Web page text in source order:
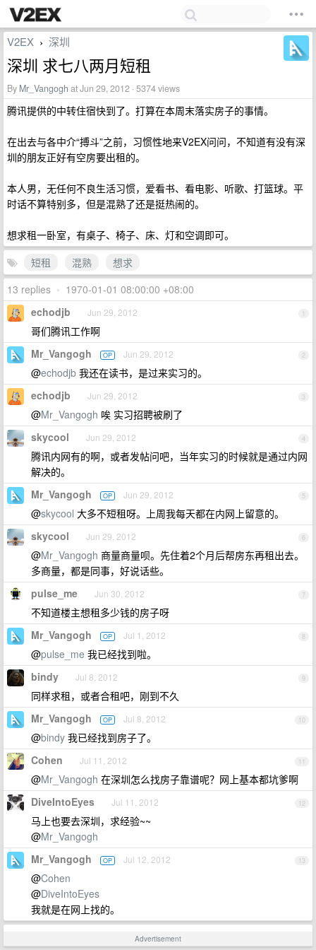
V2EX › 深圳
深圳 求七八两月短租
By Mr_Vangogh at Jun 29, 2012 · 5374 views
腾讯提供的中转住宿快到了。打算在本周末落实房子的事情。
在出去与各中介“搏斗”之前，习惯性地来V2EX问问，不知道有没有深
圳的朋友正好有空房要出租的。
本人男，无任何不良生活习惯，爱看书、看电影、听歌、打篮球。平
时话不算特别多，但是混熟了还是挺热闹的。
想求租一卧室，有桌子、椅子、床、灯和空调即可。
短租
混熟
想求
13 replies • 1970-01-01 08:00:00 +08:00
1
echodjb Jun 29, 2012
哥们腾讯工作啊
2
Mr_Vangogh OP Jun 29, 2012
@echodjb 我还在读书，是过来实习的。
3
echodjb Jun 29, 2012
@Mr_Vangogh 唉 实习招聘被刷了
4
skycool Jun 29, 2012
腾讯内网有的啊，或者发帖问吧，当年实习的时候就是通过内网
解决的。
5
Mr_Vangogh OP Jun 29, 2012
@skycool 大多不短租呀。上周我每天都在内网上留意的。
6
skycool Jun 29, 2012
@Mr_Vangogh 商量商量呗。先住着2个月后帮房东再租出去。
多商量，都是同事，好说话些。
7
pulse_me Jun 30, 2012
不知道楼主想租多少钱的房子呀
8
Mr_Vangogh OP Jul 1, 2012
@pulse_me 我已经找到啦。
9
bindy Jul 8, 2012
同样求租，或者合租吧，刚到不久
10
Mr_Vangogh OP Jul 8, 2012
@bindy 我已经找到房子了。
11
Cohen Jul 11, 2012
@Mr_Vangogh 在深圳怎么找房子靠谱呢？网上基本都坑爹啊
12
DiveIntoEyes Jul 11, 2012
马上也要去深圳，求经验~~
@Mr_Vangogh
13
Mr_Vangogh OP Jul 12, 2012
@Cohen
@DiveIntoEyes
我就是在网上找的。
Advertisement